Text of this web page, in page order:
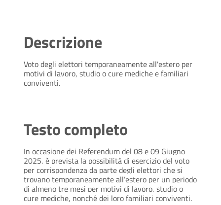
Descrizione
Voto degli elettori temporaneamente all'estero per
motivi di lavoro, studio o cure mediche e familiari
conviventi.
Testo completo
In occasione dei Referendum del 08 e 09 Giugno
2025, è prevista la possibilità di esercizio del voto
per corrispondenza da parte degli elettori che si
trovano temporaneamente all’estero per un periodo
di almeno tre mesi per motivi di lavoro, studio o
cure mediche, nonché dei loro familiari conviventi.